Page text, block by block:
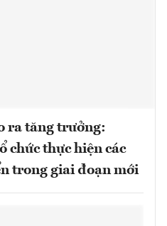
ra tăng trưởng:
chức thực hiện các
trong giai đoạn mới